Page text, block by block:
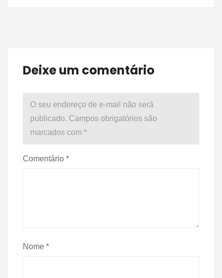
Deixe um comentário
O seu endereço de e-mail não será
publicado. Campos obrigatórios são
marcados com *
Comentário *
Nome *